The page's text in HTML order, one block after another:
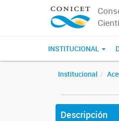
INSTITUCIONAL
Institucional
Descripción